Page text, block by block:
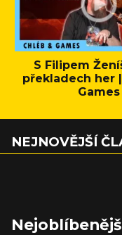
S Filipem
překladech her
Games
NEJNOVĚJŠÍ